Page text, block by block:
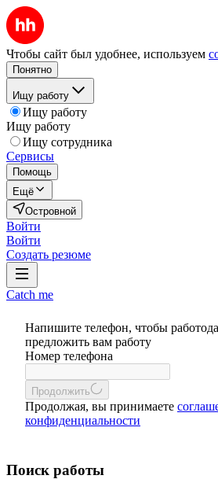
Чтобы сайт был удобнее, используем
Понятно
Ищу работу
Ищу работу
Ищу работу
Ищу сотрудника
Сервисы
Помощь
Ещё
Островной
Войти
Войти
Создать резюме
Catch me
Напишите телефон, чтобы
предложить вам работу
Номер телефона
Продолжить
Продолжая, вы принимаете
конфиденциальности
Поиск работы